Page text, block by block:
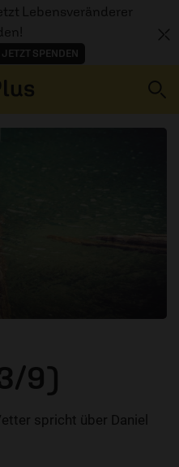
Lebensveränderer
JETZT SPENDEN
9)
spricht über Daniel